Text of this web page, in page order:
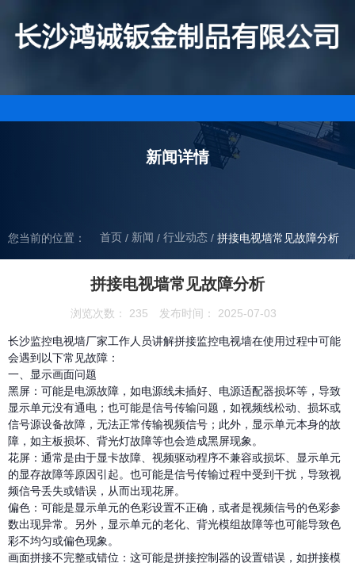
新闻详情
您当前的位置： 首页 / 新闻 / 行业动态 / 拼接电视墙常见故障分析
拼接电视墙常见故障分析
浏览次数： 235 发布时间： 2025-07-03
长沙监控电视墙厂家工作人员讲解拼接监控电视墙在使用过程中可能
会遇到以下常见故障：
一、显示画面问题
黑屏：可能是电源故障，如电源线未插好、电源适配器损坏等，导致
显示单元没有通电；也可能是信号传输问题，如视频线松动、损坏或
信号源设备故障，无法正常传输视频信号；此外，显示单元本身的故
障，如主板损坏、背光灯故障等也会造成黑屏现象。
花屏：通常是由于显卡故障、视频驱动程序不兼容或损坏、显示单元
的显存故障等原因引起。也可能是信号传输过程中受到干扰，导致视
频信号丢失或错误，从而出现花屏。
偏色：可能是显示单元的色彩设置不正确，或者是视频信号的色彩参
数出现异常。另外，显示单元的老化、背光模组故障等也可能导致色
彩不均匀或偏色现象。
画面拼接不完整或错位：这可能是拼接控制器的设置错误，如拼接模